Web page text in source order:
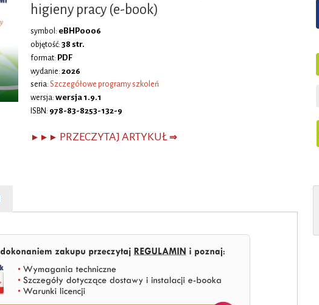
higieny pracy (e-book)
symbol: eBHP0006
objętość: 38 str.
format: PDF
wydanie: 2026
seria: Szczegółowe programy szkoleń
wersja: wersja 1.9.1
ISBN: 978-83-8253-132-9
►►► PRZECZYTAJ ARTYKUŁ ⇒